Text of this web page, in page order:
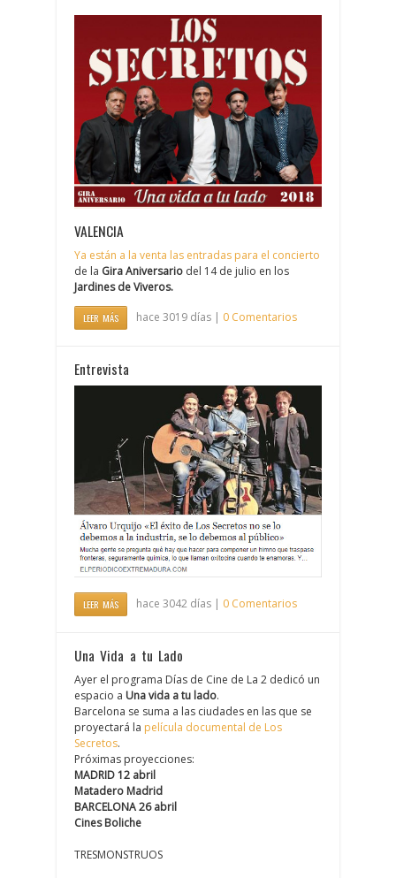
VALENCIA
Ya están a la venta las entradas para el concierto
de la Gira Aniversario del 14 de julio en los
Jardines de Viveros.
LEER MÁS hace 3019 días | 0 Comentarios
Entrevista
LEER MÁS hace 3042 días | 0 Comentarios
Una Vida a tu Lado
Ayer el programa Días de Cine de La 2 dedicó un
espacio a Una vida a tu lado.
Barcelona se suma a las ciudades en las que se
proyectará la película documental de Los
Secretos.
Próximas proyecciones:
MADRID 12 abril
Matadero Madrid
BARCELONA 26 abril
Cines Boliche
TRESMONSTRUOS